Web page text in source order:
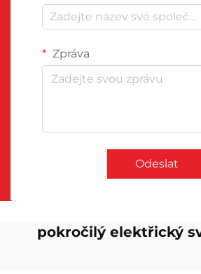
Zpráva
Odeslat
pokročilý elektřický